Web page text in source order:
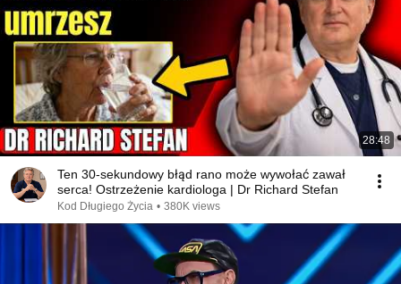
28:48
Ten 30-sekundowy błąd rano może wywołać zawał
serca! Ostrzeżenie kardiologa | Dr Richard Stefan
Kod Długiego Życia • 380K views